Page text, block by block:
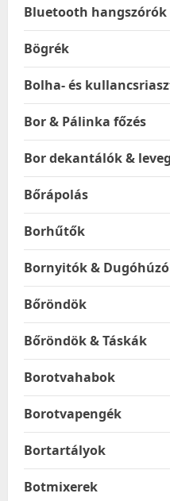
Bluetooth hangszórók
Bögrék
Bolha- és
Bor & Pálinka főzés
Bor dekantálók &
Bőrápolás
Borhűtők
Bornyitók &
Bőröndök
Bőröndök & Táskák
Borotvahabok
Borotvapengék
Bortartályok
Botmixerek